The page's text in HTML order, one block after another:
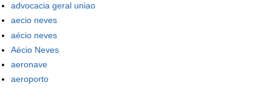
advocacia geral uniao
aecio neves
aécio neves
Aécio Neves
aeronave
aeroporto